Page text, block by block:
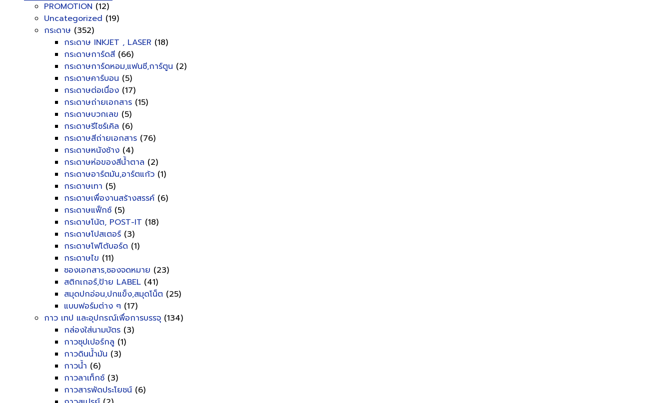
PROMOTION (12)
Uncategorized (19)
กระดาษ (352)
กระดาษ INKJET , LASER (18)
กระดาษการ์ดสี (66)
กระดาษการ์ดหอม,แฟนซี,การ์ตูน (2)
กระดาษคาร์บอน (5)
กระดาษต่อเนื่อง (17)
กระดาษถ่ายเอกสาร (15)
กระดาษบวกเลข (5)
กระดาษรีไซร์เคิล (6)
กระดาษสีถ่ายเอกสาร (76)
กระดาษหนังช้าง (4)
กระดาษห่อของสีน้ำตาล (2)
กระดาษอาร์ตมัน,อาร์ตแก้ว (1)
กระดาษเทา (5)
กระดาษเพื่องานสร้างสรรค์ (6)
กระดาษแฟ็กซ์ (5)
กระดาษโน้ต, POST-IT (18)
กระดาษโปสเตอร์ (3)
กระดาษโฟโต้บอร์ด (1)
กระดาษไข (11)
ซองเอกสาร,ซองจดหมาย (23)
สติกเกอร์,ป้าย LABEL (41)
สมุดปกอ่อน,ปกแข็ง,สมุดโน็ต (25)
แบบฟอร์มต่าง ๆ (17)
กาว เทป และอุปกรณ์เพื่อการบรรจุ (134)
กล่องใส่นามบัตร (3)
กาวซุปเปอร์กลู (1)
กาวดินน้ำมัน (3)
กาวน้ำ (6)
กาวลาเท็กซ์ (3)
กาวสารพัดประโยชน์ (6)